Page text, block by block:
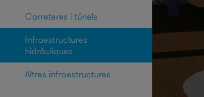
Carreteres i túnels
Infraestructures
hidràuliques
Altres infraestructures